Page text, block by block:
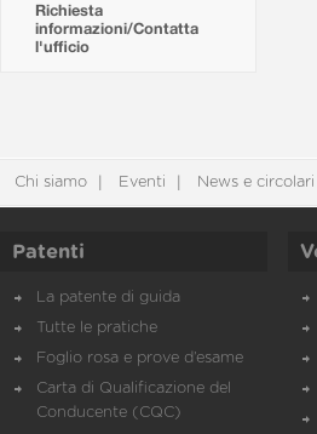
Richiesta
informazioni/Contatta
l'ufficio
Chi siamo Eventi News e circolari
Patenti
La patente di guida
Tutte le pratiche
Foglio rosa e prove d’esame
Carta di Qualificazione del
Conducente (CQC)